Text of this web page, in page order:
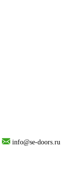
info@se-doors.ru